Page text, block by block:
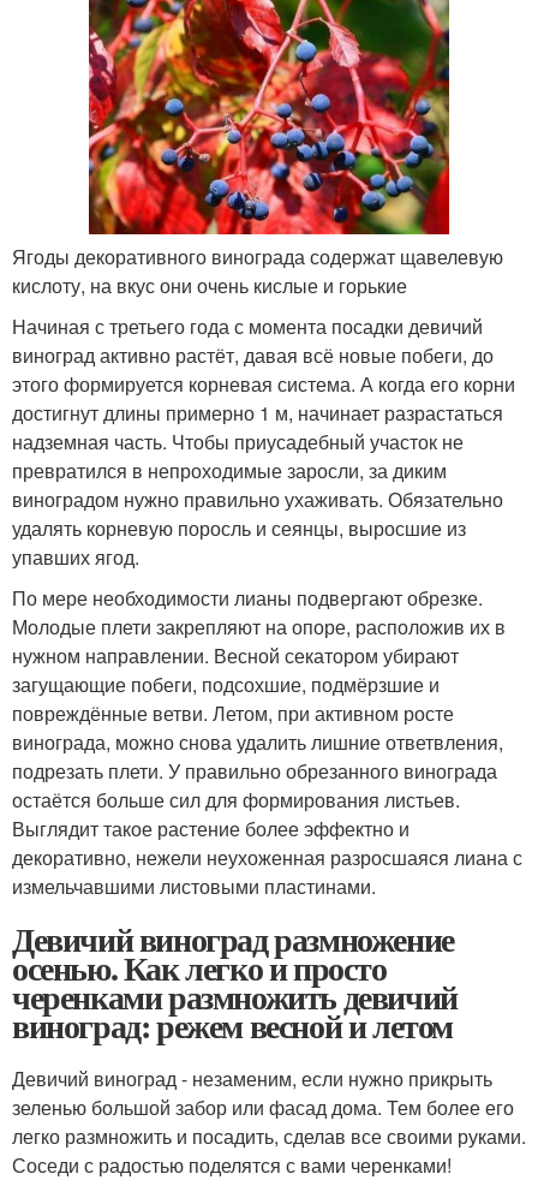
Ягоды декоративного винограда содержат щавелевую
кислоту, на вкус они очень кислые и горькие
Начиная с третьего года с момента посадки девичий
виноград активно растёт, давая всё новые побеги, до
этого формируется корневая система. А когда его корни
достигнут длины примерно 1 м, начинает разрастаться
надземная часть. Чтобы приусадебный участок не
превратился в непроходимые заросли, за диким
виноградом нужно правильно ухаживать. Обязательно
удалять корневую поросль и сеянцы, выросшие из
упавших ягод.
По мере необходимости лианы подвергают обрезке.
Молодые плети закрепляют на опоре, расположив их в
нужном направлении. Весной секатором убирают
загущающие побеги, подсохшие, подмёрзшие и
повреждённые ветви. Летом, при активном росте
винограда, можно снова удалить лишние ответвления,
подрезать плети. У правильно обрезанного винограда
остаётся больше сил для формирования листьев.
Выглядит такое растение более эффектно и
декоративно, нежели неухоженная разросшаяся лиана с
измельчавшими листовыми пластинами.
Девичий виноград размножение
осенью. Как легко и просто
черенками размножить девичий
виноград: режем весной и летом
Девичий виноград - незаменим, если нужно прикрыть
зеленью большой забор или фасад дома. Тем более его
легко размножить и посадить, сделав все своими руками.
Соседи с радостью поделятся с вами черенками!